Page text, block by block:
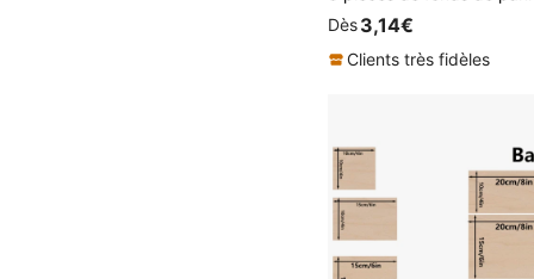
Dès3,14€
Clients très fidèles